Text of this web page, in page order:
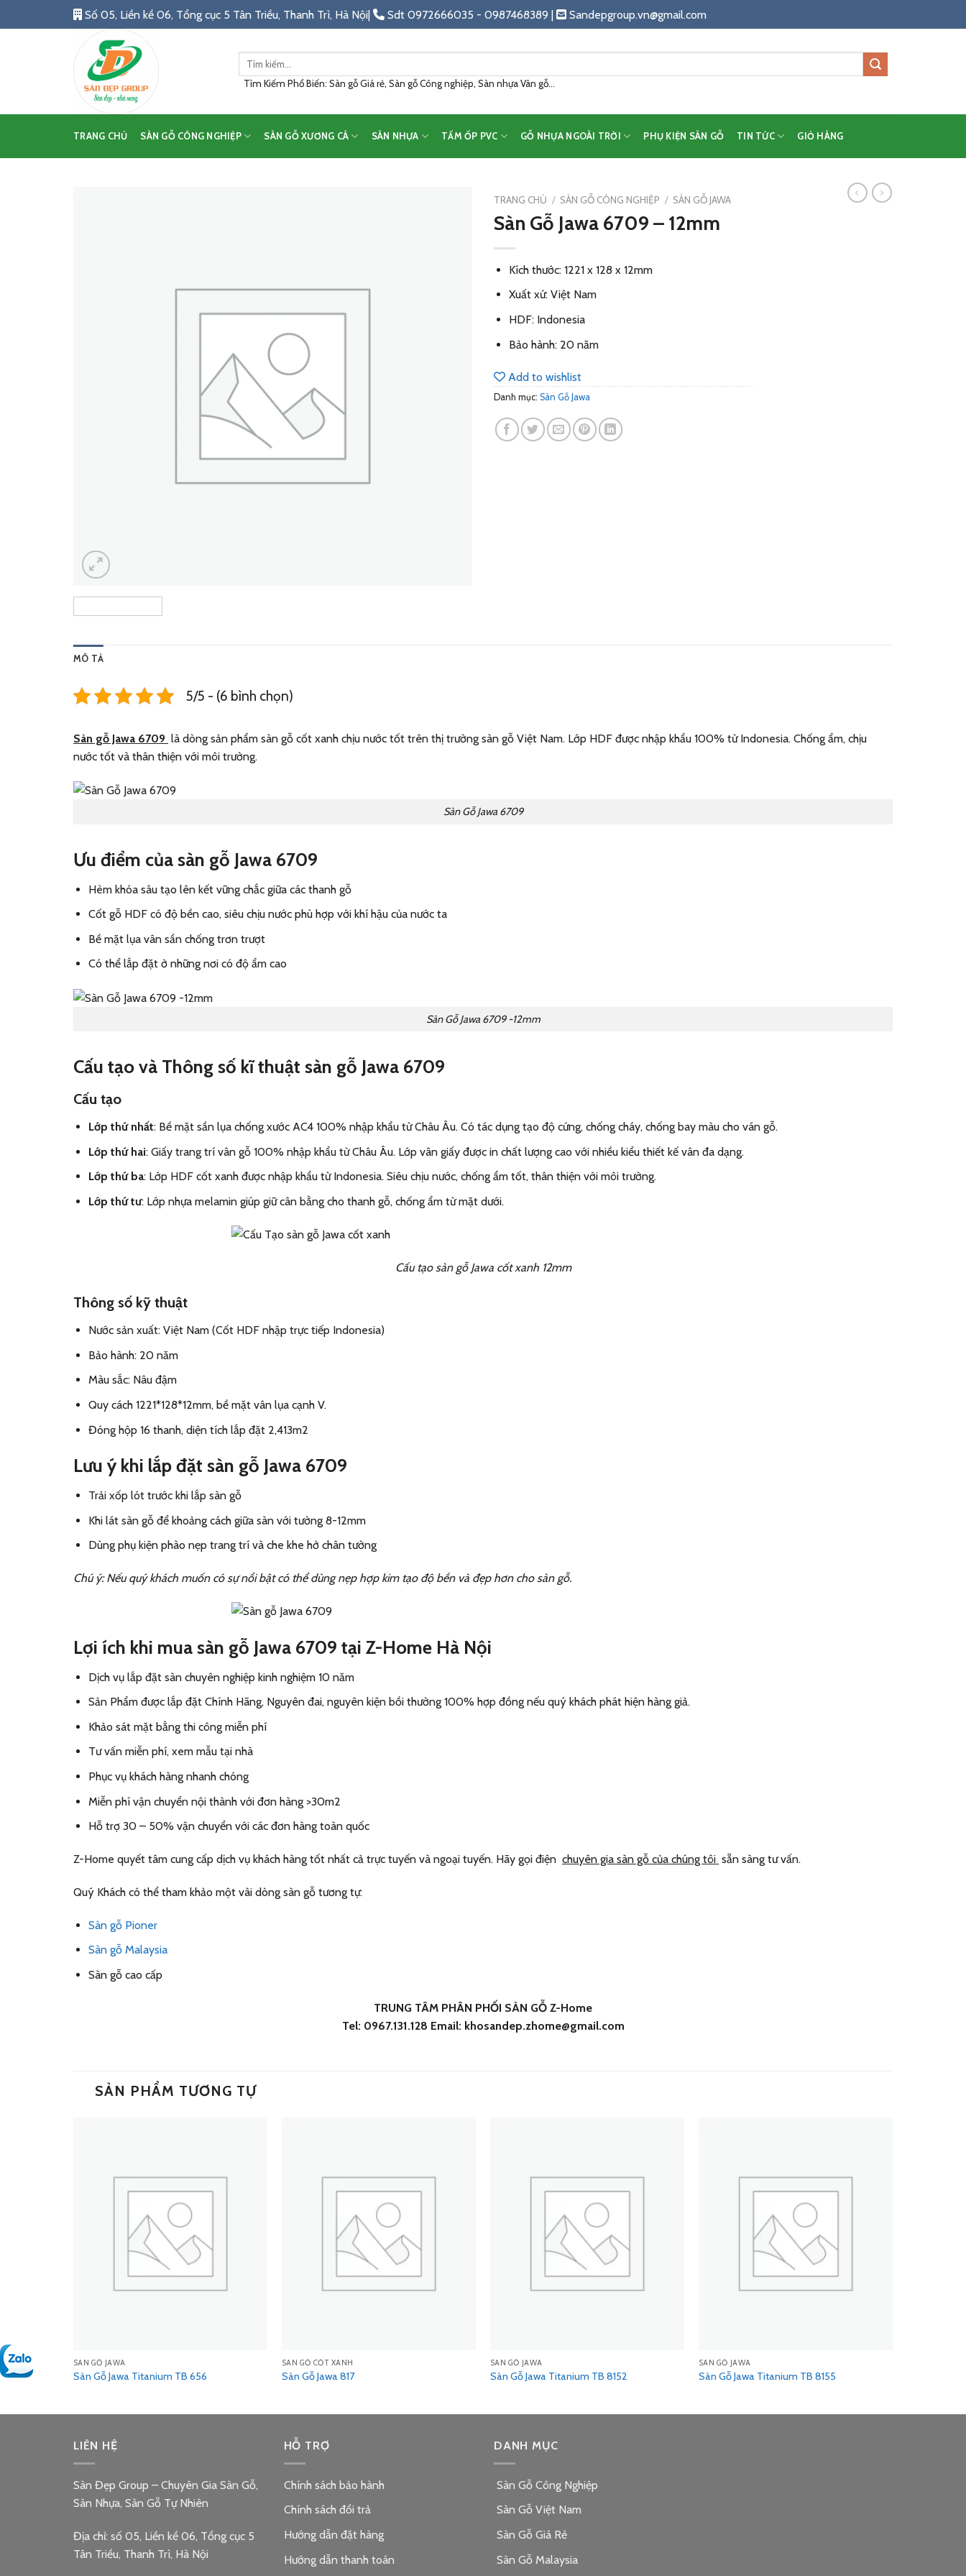
to
Số 05, Liền kề 06, Tổng cục 5 Tân Triều, Thanh Trì, Hà Nội| Sdt 0972666035 - 0987468389 | Sandepgroup.vn@gmail.com
Tìm
Tìm Kiếm Phổ Biến: Sàn gỗ Giá rẻ, Sàn gỗ Công nghiệp, Sàn nhựa Vân gỗ...
TRANG CHỦ SÀN GỖ CÔNG NGHIỆP SÀN GỖ XƯƠNG CÁ SÀN NHỰA TẤM ỐP PVC GỖ NHỰA NGOÀI TRỜI PHỤ KIỆN SÀN GỖ TIN TỨC GIỎ HÀNG
TRANG CHỦ / SÀN GỖ CÔNG NGHIỆP / SÀN GỖ JAWA
Sàn Gỗ Jawa 6709 – 12mm
Kích thước: 1221 x 128 x 12mm
Xuất xứ: Việt Nam
HDF: Indonesia
Bảo hành: 20 năm
Add to wishlist
Danh mục: Sàn Gỗ Jawa
MÔ TẢ
5/5 - (6 bình chọn)
Sàn gỗ Jawa 6709 là dòng sản phẩm sàn gỗ cốt xanh chịu nước tốt trên thị trường sàn gỗ Việt Nam. Lớp HDF được nhập khẩu 100% từ Indonesia. Chống ẩm, chịu
nước tốt và thân thiện với môi trường.
Sàn Gỗ Jawa 6709
Ưu điểm của sàn gỗ Jawa 6709
Hèm khóa sâu tạo lên kết vững chắc giữa các thanh gỗ
Cốt gỗ HDF có độ bền cao, siêu chịu nước phù hợp với khí hậu của nước ta
Bề mặt lụa vân sần chống trơn trượt
Có thể lắp đặt ở những nơi có độ ẩm cao
Sàn Gỗ Jawa 6709 -12mm
Cấu tạo và Thông số kĩ thuật sàn gỗ Jawa 6709
Cấu tạo
Lớp thứ nhất: Bề mặt sần lụa chống xước AC4 100% nhập khẩu từ Châu Âu. Có tác dụng tạo độ cứng, chống cháy, chống bay màu cho ván gỗ.
Lớp thứ hai: Giấy trang trí vân gỗ 100% nhập khẩu từ Châu Âu. Lớp vân giấy được in chất lượng cao với nhiều kiểu thiết kế vân đa dạng.
Lớp thứ ba: Lớp HDF cốt xanh được nhập khẩu từ Indonesia. Siêu chịu nước, chống ẩm tốt, thân thiện với môi trường.
Lớp thứ tư: Lớp nhựa melamin giúp giữ cân bằng cho thanh gỗ, chống ẩm từ mặt dưới.
Cấu tạo sàn gỗ Jawa cốt xanh 12mm
Thông số kỹ thuật
Nước sản xuất: Việt Nam (Cốt HDF nhập trực tiếp Indonesia)
Bảo hành: 20 năm
Màu sắc: Nâu đậm
Quy cách 1221*128*12mm, bề mặt vân lụa cạnh V.
Đóng hộp 16 thanh, diện tích lắp đặt 2,413m2
Lưu ý khi lắp đặt sàn gỗ Jawa 6709
Trải xốp lót trước khi lắp sàn gỗ
Khi lát sàn gỗ để khoảng cách giữa sàn với tường 8-12mm
Dùng phụ kiện phào nẹp trang trí và che khe hở chân tường
Chú ý: Nếu quý khách muốn có sự nổi bật có thể dùng nẹp hợp kim tạo độ bền và đẹp hơn cho sàn gỗ.
Lợi ích khi mua sàn gỗ Jawa 6709 tại Z-Home Hà Nội
Dịch vụ lắp đặt sàn chuyên nghiệp kinh nghiệm 10 năm
Sản Phẩm được lắp đặt Chính Hãng, Nguyên đai, nguyên kiện bồi thường 100% hợp đồng nếu quý khách phát hiện hàng giả.
Khảo sát mặt bằng thi công miễn phí
Tư vấn miễn phí, xem mẫu tại nhà
Phục vụ khách hàng nhanh chóng
Miễn phí vận chuyển nội thành với đơn hàng >30m2
Hỗ trợ 30 – 50% vận chuyển với các đơn hàng toàn quốc
Z-Home quyết tâm cung cấp dịch vụ khách hàng tốt nhất cả trực tuyến và ngoại tuyến. Hãy gọi điện chuyên gia sàn gỗ của chúng tôi sẵn sàng tư vấn.
Quý Khách có thể tham khảo một vài dòng sàn gỗ tương tự:
Sàn gỗ Pioner
Sàn gỗ Malaysia
Sàn gỗ cao cấp
TRUNG TÂM PHÂN PHỐI SÀN GỖ Z-Home
Tel: 0967.131.128 Email: khosandep.zhome@gmail.com
SẢN PHẨM TƯƠNG TỰ
SÀN GỖ JAWA
Sàn Gỗ Jawa Titanium TB 656
SÀN GỖ CỐT XANH
Sàn Gỗ Jawa 817
SÀN GỖ JAWA
Sàn Gỗ Jawa Titanium TB 8152
SÀN GỖ JAWA
Sàn Gỗ Jawa Titanium TB 8155
LIÊN HỆ
Sàn Đẹp Group – Chuyên Gia Sàn Gỗ,
Sàn Nhựa, Sàn Gỗ Tự Nhiên
Địa chỉ: số 05, Liền kề 06, Tổng cục 5
Tân Triều, Thanh Trì, Hà Nội
HỖ TRỢ
Chính sách bảo hành
Chính sách đổi trả
Hướng dẫn đặt hàng
Hướng dẫn thanh toán
DANH MỤC
Sàn Gỗ Công Nghiệp
Sàn Gỗ Việt Nam
Sàn Gỗ Giá Rẻ
Sàn Gỗ Malaysia